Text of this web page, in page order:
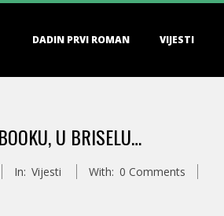
DADIN PRVI ROMAN VIJESTI
U BRISELU…
In: Vijesti With: 0 Comments